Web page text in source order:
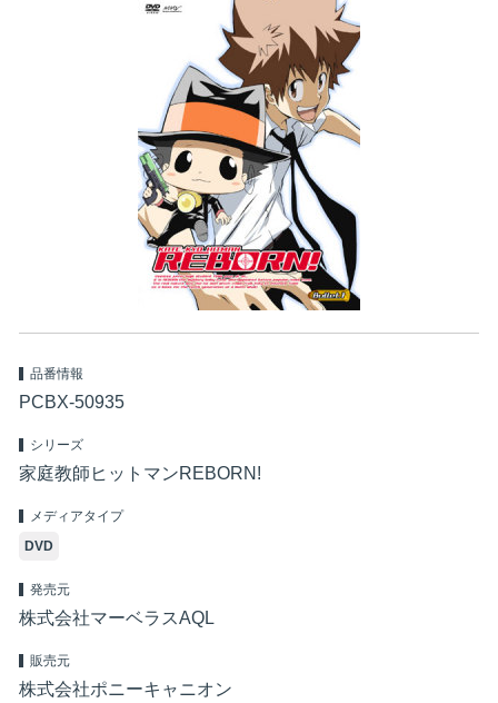
品番情報
PCBX-50935
シリーズ
家庭教師ヒットマンREBORN!
メディアタイプ
DVD
発売元
株式会社マーベラスAQL
販売元
株式会社ポニーキャニオン